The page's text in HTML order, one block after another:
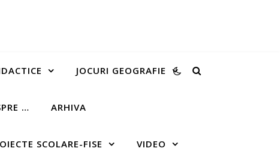
JOCURI GEOGRAFIE
… ARHIVA
SCOLARE-FISE VIDEO